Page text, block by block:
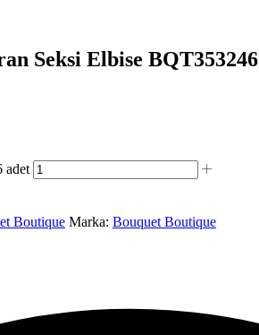
Seksi Elbise BQT353246
adet
Boutique Marka: Bouquet Boutique